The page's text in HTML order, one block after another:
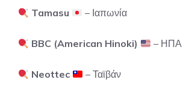
Tamasu – Ιαπωνία
BBC (American Hinoki) – ΗΠΑ
Neottec – Ταϊβάν